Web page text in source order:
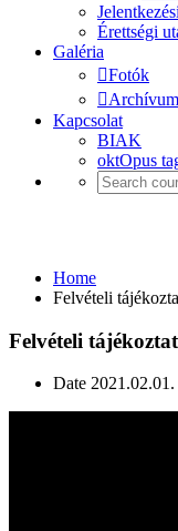
Érettségi
Galéria
Fotók
Archívum
Kapcsolat
BIAK
oktOpus
Home
Felvételi
Felvételi
Date 2021.02.01.